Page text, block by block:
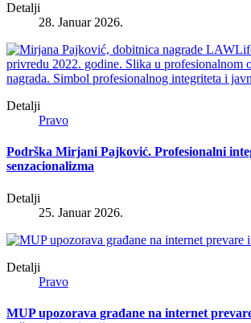
Detalji
28. Januar 2026.
Detalji
Pravo
Podrška Mirjani Pajković. Profesionalni
senzacionalizma
Detalji
25. Januar 2026.
Detalji
Pravo
MUP upozorava građane na internet